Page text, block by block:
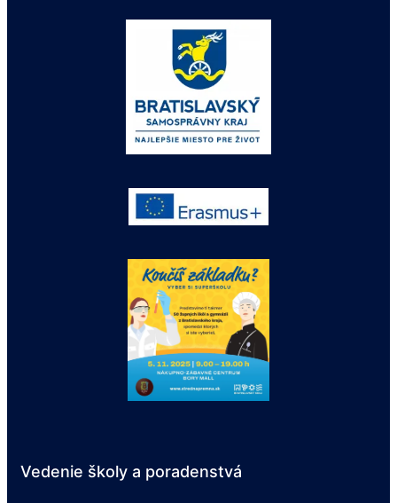
Vedenie školy a poradenstvá